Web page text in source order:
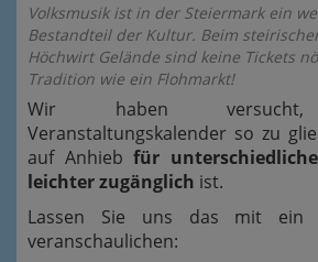
Volksmusik ist in der Steiermark ein
Bestandteil der Kultur. Beim
Höchwirt Gelände sind keine Tickets
Tradition wie ein Flohmarkt!
Wir haben versucht,
Veranstaltungskalender so zu
auf Anhieb für
leichter zugänglich ist.
Lassen Sie uns das mit ein
veranschaulichen: